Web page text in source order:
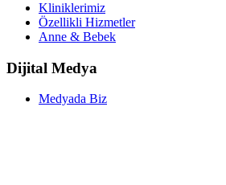
Kliniklerimiz
Özellikli Hizmetler
Anne & Bebek
Dijital Medya
Medyada Biz